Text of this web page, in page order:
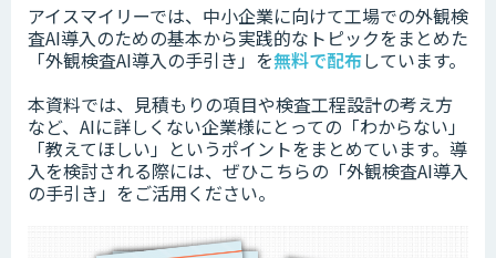
アイスマイリーでは、中小企業に向けて工場での外観検
査AI導入のための基本から実践的なトピックをまとめた
「外観検査AI導入の手引き」を無料で配布しています。
本資料では、見積もりの項目や検査工程設計の考え方
など、AIに詳しくない企業様にとっての「わからない」
「教えてほしい」というポイントをまとめています。 導
入を検討される際には、ぜひこちらの「外観検査AI導入
の手引き」をご活用ください。